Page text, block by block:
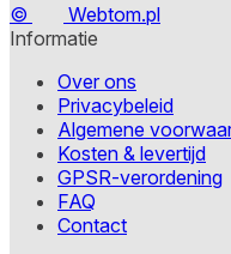
©
Webtom.pl
Informatie
Over ons
Privacybeleid
Algemene
Kosten & levertijd
GPSR-verordening
FAQ
Contact